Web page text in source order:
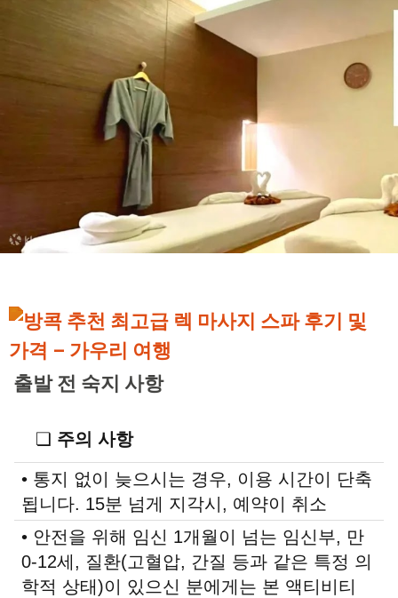
출발 전 숙지 사항
❏ 주의 사항
• 통지 없이 늦으시는 경우, 이용 시간이 단축
됩니다. 15분 넘게 지각시, 예약이 취소
• 안전을 위해 임신 1개월이 넘는 임신부, 만
0-12세, 질환(고혈압, 간질 등과 같은 특정 의
학적 상태)이 있으신 분에게는 본 액티비티